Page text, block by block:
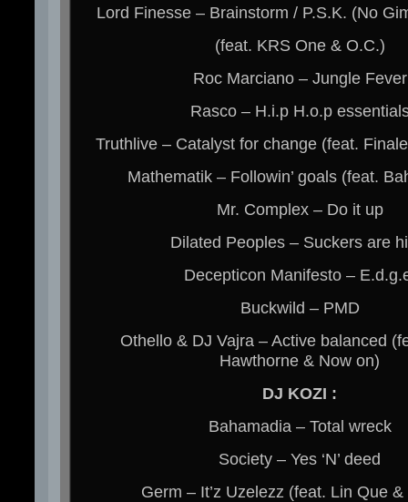
Lord Finesse – Brainstorm / P.S.K. (No
(feat. KRS One & O.C.)
Roc Marciano – Jungle Fever
Rasco – H.i.p H.o.p
Truthlive – Catalyst for change (feat.
Mathematik – Followin’ goals (feat.
Mr. Complex – Do it up
Dilated Peoples – Suckers are
Decepticon Manifesto –
Buckwild – PMD
Othello & DJ Vajra – Active balanced
Hawthorne & Now on)
DJ KOZI :
Bahamadia – Total wreck
Society – Yes ‘N’ deed
Germ – It’z Uzelezz (feat. Lin Que